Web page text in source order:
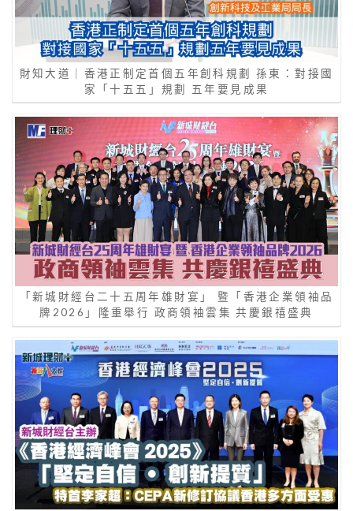
財知大道｜香港正制定首個五年創科規劃 孫東：對接國
家「十五五」規劃 五年要見成果
「新城財經台二十五周年雄財宴」 暨「香港企業領袖品
牌2026」隆重舉行 政商領袖雲集 共慶銀禧盛典